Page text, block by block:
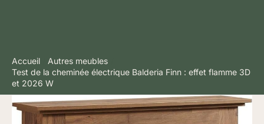
Accueil
Autres meubles
Test de la cheminée électrique Balderia Finn : effet flamme 3D
et 2026 W